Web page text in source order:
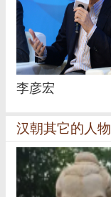
李彦宏
汉朝其它的人物